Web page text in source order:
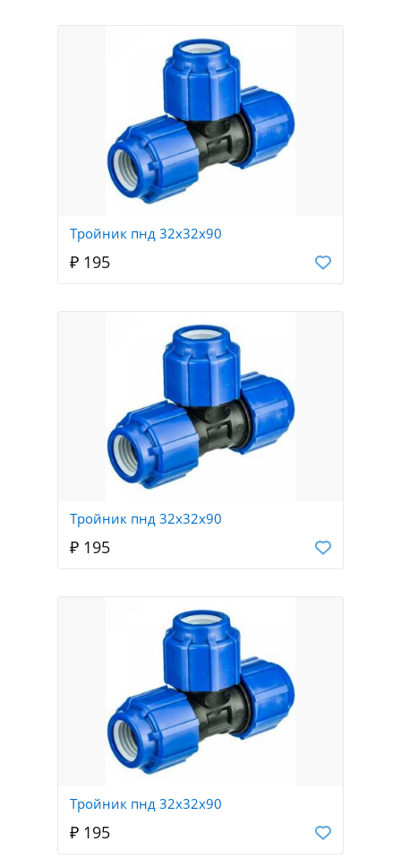
Тройник пнд 32х32х90
₽ 195
Тройник пнд 32х32х90
₽ 195
Тройник пнд 32х32х90
₽ 195